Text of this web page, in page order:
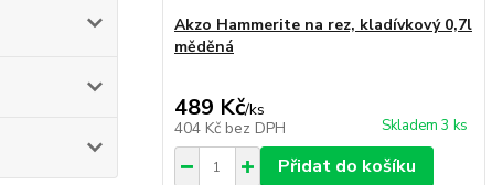
Akzo Hammerite na rez, kladívkový 0,7l
měděná
489 Kč/ks
404 Kč bez DPH Skladem 3 ks
Přidat do košíku